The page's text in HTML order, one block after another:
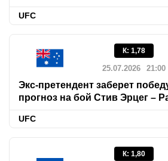
UFC
К: 1,78
25.07.2026 21:00
Экс-претендент заберет
прогноз на бой Стив Эрцег –
UFC
К: 1,80